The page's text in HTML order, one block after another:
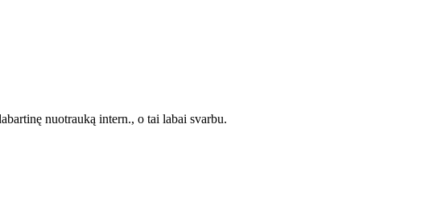
nuotrauką intern., o tai labai svarbu.